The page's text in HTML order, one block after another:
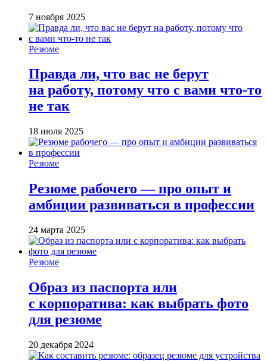
7 ноября 2025
Резюме
Правда ли, что вас не берут
на работу, потому что с вами что-то
не так
18 июля 2025
Резюме
Резюме рабочего — про опыт и
амбиции развиваться в профессии
24 марта 2025
Резюме
Образ из паспорта или
с корпоратива: как выбрать фото
для резюме
20 декабря 2024